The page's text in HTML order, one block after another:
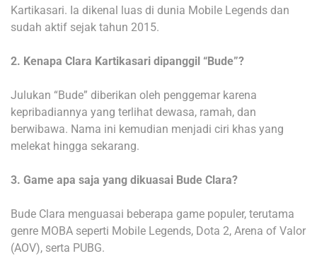
Kartikasari. Ia dikenal luas di dunia Mobile Legends dan
sudah aktif sejak tahun 2015.
2. Kenapa Clara Kartikasari dipanggil “Bude”?
Julukan “Bude” diberikan oleh penggemar karena
kepribadiannya yang terlihat dewasa, ramah, dan
berwibawa. Nama ini kemudian menjadi ciri khas yang
melekat hingga sekarang.
3. Game apa saja yang dikuasai Bude Clara?
Bude Clara menguasai beberapa game populer, terutama
genre MOBA seperti Mobile Legends, Dota 2, Arena of Valor
(AOV), serta PUBG.